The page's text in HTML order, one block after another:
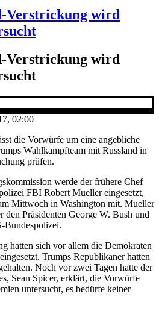
Verstrickung wird
Verstrickung wird
02:00
die Vorwürfe um eine angebliche
Wahlkampfteam mit Russland in
prüfen.
werde der frühere Chef
FBI Robert Mueller eingesetzt,
Mittwoch in Washington mit. Mueller
den Präsidenten George W. Bush und
Bundespolizei.
hatten sich vor allem die Demokraten
Trumps Republikaner hatten
Noch vor zwei Tagen hatte der
Sean Spicer, erklärt, die Vorwürfe
untersucht, es bedürfe keiner